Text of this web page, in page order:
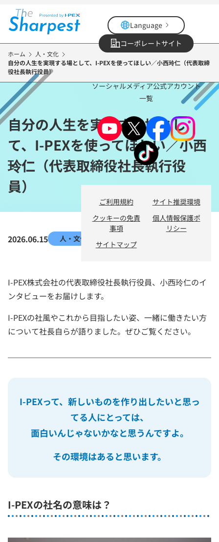
コ
に
移
動
Language
コーポレートサイト
ソーシャルメディア公式アカウント
一覧
ご利用規約
サイト推奨環境
クッキーの免責
事項
個人情報保護ポ
リシー
サイトマップ
ホーム
人・文化
自分の人生を実現する場として、I-PEXを使ってほしい／小西玲仁（代表取締
役社長執行役員）
自分の人生を実現する場とし
て、I-PEXを使ってほしい／小西
玲仁（代表取締役社長執行役
員）
2026.06.15 人・文化
I-PEX株式会社の代表取締役社長執行役員、小西玲仁のイ
ンタビューをお届けします。
I-PEXの社風やこれから目指したい姿、一緒に働きたい方
について社長自らが語りました。ぜひご覧ください。
I-PEXって、新しいものを作り出したいと思っ
てる人にとっては、
面白いんじゃないかなと思うんですよ。
その環境はあると思います。
I-PEXの社名の意味は？